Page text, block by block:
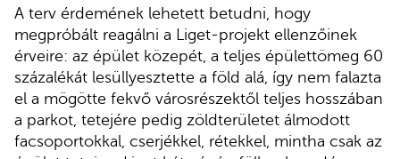
A terv érdemének lehetett betudni, hogy
megpróbált reagálni a Liget-projekt ellenzőinek
érveire: az épület közepét, a teljes épülettömeg 60
százalékát lesüllyesztette a föld alá, így nem falazta
el a mögötte fekvő városrészektől teljes hosszában
a parkot, tetejére pedig zöldterületet álmodott
facsoportokkal, cserjékkel, rétekkel, mintha csak az